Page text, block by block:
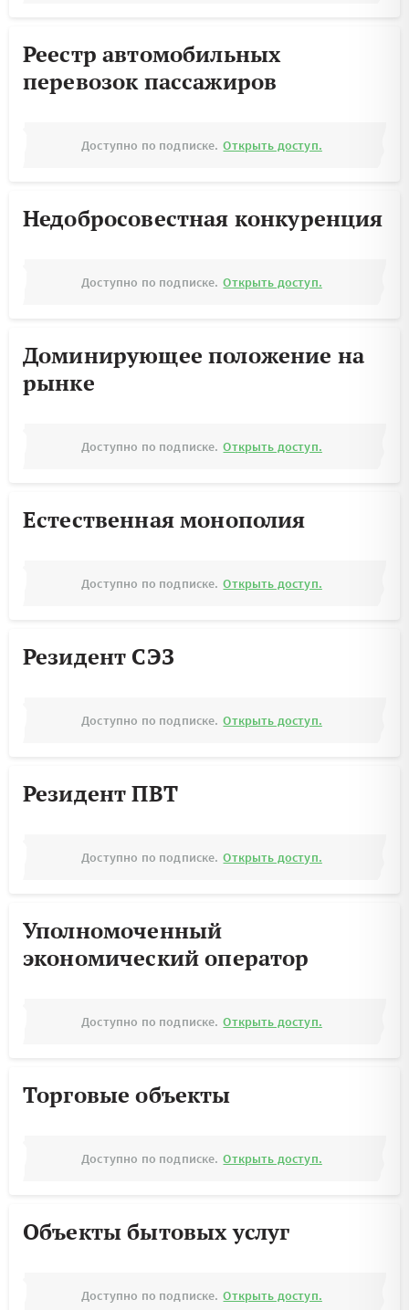
Реестр автомобильных
перевозок пассажиров
Доступно по подписке. Открыть доступ.
Недобросовестная конкуренция
Доступно по подписке. Открыть доступ.
Доминирующее положение на
рынке
Доступно по подписке. Открыть доступ.
Естественная монополия
Доступно по подписке. Открыть доступ.
Резидент СЭЗ
Доступно по подписке. Открыть доступ.
Резидент ПВТ
Доступно по подписке. Открыть доступ.
Уполномоченный
экономический оператор
Доступно по подписке. Открыть доступ.
Торговые объекты
Доступно по подписке. Открыть доступ.
Объекты бытовых услуг
Доступно по подписке. Открыть доступ.